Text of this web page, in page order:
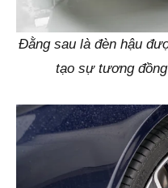
Đằng sau là đèn hậu
tạo sự tương